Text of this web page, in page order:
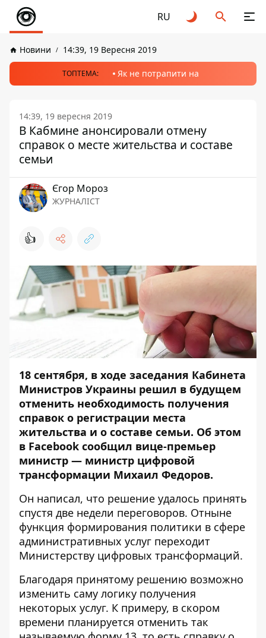
RU
Новини 14:39, 19 Вересня 2019
ТОПТЕМА: Як не потрапити на
14:39, 19 вересня 2019
В Кабмине анонсировали отмену
справок о месте жительства и составе
семьи
Єгор Мороз
ЖУРНАЛІСТ
👍
18 сентября, в ходе заседания Кабинета
Министров Украины решил в будущем
отменить необходимость получения
справок о регистрации места
жительства и о составе семьи. Об этом
в Facebook сообщил вице-премьер
министр — министр цифровой
трансформации Михаил Федоров.
Он написал, что решение удалось принять
спустя две недели переговоров. Отныне
функция формирования политики в сфере
административных услуг переходит
Министерству цифровых трансформаций.
Благодаря принятому решению возможно
изменить саму логику получения
некоторых услуг. К примеру, в скором
времени планируется отменить так